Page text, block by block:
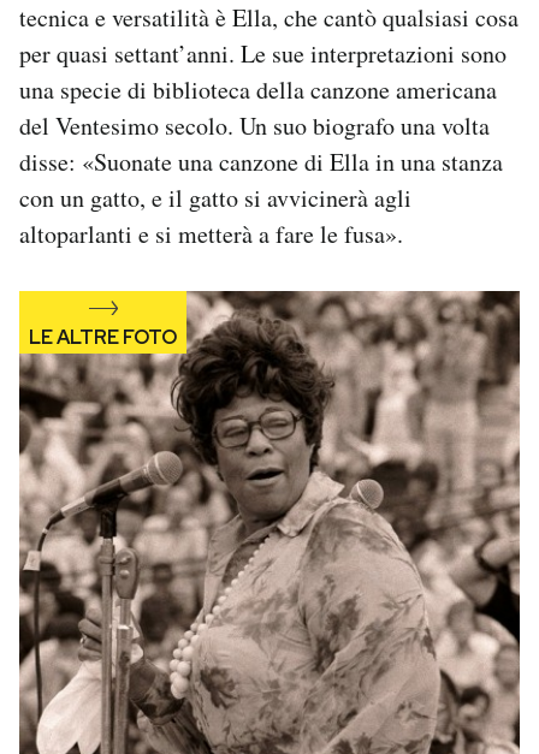
Regala il Post
Hai bisogno di aiuto?
tecnica e versatilità è Ella, che cantò qualsiasi cosa
per quasi settant’anni. Le sue interpretazioni sono
una specie di biblioteca della canzone americana
del Ventesimo secolo. Un suo biografo una volta
disse: «Suonate una canzone di Ella in una stanza
con un gatto, e il gatto si avvicinerà agli
altoparlanti e si metterà a fare le fusa».